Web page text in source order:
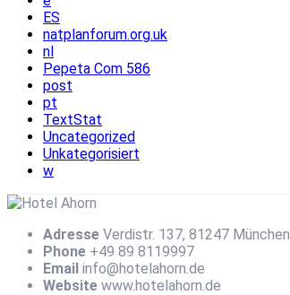
ES
natplanforum.org.uk
nl
Pepeta Com 586
post
pt
TextStat
Uncategorized
Unkategorisiert
w
Adresse Verdistr. 137, 81247 München
Phone +49 89 8119997
Email info@hotelahorn.de
Website www.hotelahorn.de